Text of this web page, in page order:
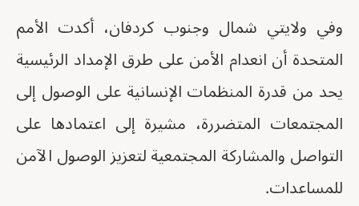
وفي ولايتي شمال وجنوب كردفان، أكدت الأمم
المتحدة أن انعدام الأمن على طرق الإمداد الرئيسية
يحد من قدرة المنظمات الإنسانية على الوصول إلى
المجتمعات المتضررة، مشيرة إلى اعتمادها على
التواصل والمشاركة المجتمعية لتعزيز الوصول الآمن
للمساعدات.